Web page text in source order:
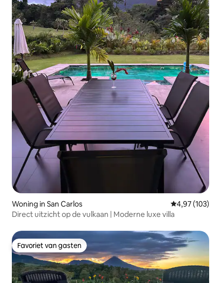
Woning in San Carlos Gemiddelde
4,97 (103)
Direct uitzicht op de vulkaan | Moderne luxe villa
Favoriet van gasten
Favoriet van gasten